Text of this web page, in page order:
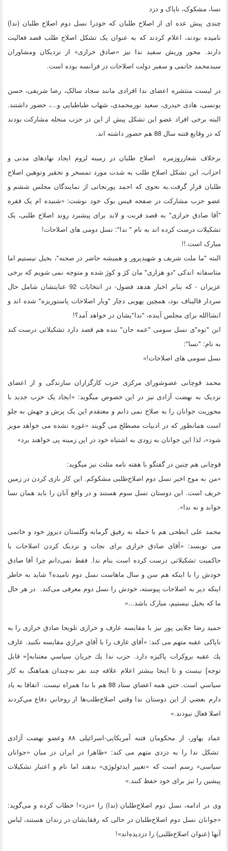
نسا، مشکوک، ناپاک و دزد
چندی پیش عده ای از اصلاح طلبان که خودرا نسل دوم اصلاح طلبان (ندا)
نامیده بودند، اعلام کردند که به عنوان یک تشکل اصلاح طلب قصد فعالیت
دارند. محور وریش سفید ندا نیز «صادق خرازی» از نزدیکان ومشاوران
سیدمحمد خاتمی و سفیر دولت اصلاحات در فرانسه بوده است.
در لیست منتشره اعضای ندا افرادی مانند سجاد سالک، رضا شریفی، حسن
یونسی، هادی حیدری، سعید نور‌محمدی، شهاب طباطبایی و...، حضور داشتند.
البته برخی افراد عضو این تشکل پیش از این در حزب منحله مشارکت بودند
که در وقایع فتنه سال 88 هم حضور داشته اند.
برخلاف شعارروزمره اصلاح طلبان در زمینه لزوم ایجاد نهادهای مدنی و
احزاب، این تشکل اصلاح طلب به شدت مورد تمسخر و تحقیر وتوهین اصلاح
طلبان قرار گرفت.به نحوی که احمد پورنجاتی از نمایندگان مجلس ششم و
عضو حزب مشارکت در صفحه فیس بوک خود نوشت: «شنیده ام یک فقره
"آقا صادق خرازی" به قصد قربت و لابد برای پیشبرد روند اصلاح طلبی، یک
تشکیلات درست کرده اند به نام " ندا": نسل دومی های اصلاحات!
مبارک است.!!
البته "ما ملت شریف و شهیدپرور و همیشه حاضر در صحنه"، بخیل نیستیم اما
متاسفانه اندکی "دو هزاری" مان کژ و کوژ شده و متوجه نمی شویم که برخی
عزیزان - که بنابر اخبار هدهد فضول- در انتخابات 92 عنایتشان شامل حال
سردار قالیباف بود، همچین یهویی دچار "ویار اصلاحات پاستوریزه" شده اند و
انشاالله برای مجلس آینده، "ندا"یشان در خواهد آمد؟!
این "نوه"ی نسل سومی "عمه جان" بنده هم قصد دارد تشکیلاتی درست کند
به نام: "نسا":
نسل سومی های اصلاحات!»
محمد قوچانی عضوشورای مرکزی حزب کارگزاران سازندگی و از اعضای
نزدیک به نهضت آزادی نیز در این خصوص میگوید: «ایجاد یک حزب جدید با
محوریت جوانان را به صلاح نمی دانم و معتقدم این یک پرش و جهش به جلو
است همانطور که در ادبیات مصطلح می گویند «غوره نشده می خواهد مویز
شود»، لذا این جوانان به زودی به اشتباه خود در این زمینه پی خواهند برد»
قوچانی هم چنین در گفتگو با هفته نامه مثلث نیز میگوید:
«من به موج اخیر نسل دوم اصلاح‌طلبی مشکوکم. این کار بازی کردن در زمین
حریف است. این دوستان نسل سوم هستند و در واقع آنان را باید همان نسا
خواند و نه ندا».
محمد علی ابطحی هم با حمله به رفیق گرمابه وگلستان دیروز خود و خاتمی
می نویسد: «آقای صادق خرازی برای نجات و نزدیک کردن اصلاحات با
حاکمیت تشکیلاتی درست کرده است بنام ندا. فقط نمی‌دانم چرا آقا صادق
خودش را با اینکه هم سن و سال ماهاست نسل دوم نامیده؟ شاید به خاطر
اینکه دیر به اصلاحات پیوسته، خودش را نسل دوم معرفی می‌کند. در هر حال
ما که بخیل نیستیم، مبارک باشد...»
حمید رضا جلایی پور نیز با مقایسه عارف و خرازی تلویحا صادق خرازی را به
ناپاکی عقبه متهم می کند: «آقاي عارف را با آقاي خرازي مقايسه نكنيد. عارف
يك عقبه بروكرات پاكيزه دارد. حزب ندا يك جريان سياسي معتنابه[= قابل
توجه] نيست و تا اينجا بيشتر اعلام علاقه چند نفر نه‌چندان هماهنگ به كار
سياسي است. حتي همه اعضاي ستاد 88 هم با ندا همراه نيست. اتفاقا به ياد
دارم بعضي از اين دوستان ندا وقتي اصلاح‌طلب‌ها از روحاني دفاع مي‌كردند
اصلا فعال نبودند.»
عماد بهاور، از محکومان فتنه آمریکایی-اسرائیلی ۸۸ وعضو نهضت آزادی
تشکل ندا را به دزدی متهم می کند: «ظاهرا در ایران در میان «جوانان
سیاسی» رسم است که «تغییر ایدئولوژی» بدهند اما نام و اعتبار تشکیلات
پیشین را نیز برای خود حفظ کنند.»
وی در ادامه، نسل دوم اصلاح‌طلبان (ندا) را «دزد»! خطاب کرده و می‌گوید:
«جوانان نسل دوم اصلاح‌طلبان در حالی که رفقایشان در زندان هستند، لباس
آنها (عنوان اصلاح‌طلبی) را دزدیده‌اند»!